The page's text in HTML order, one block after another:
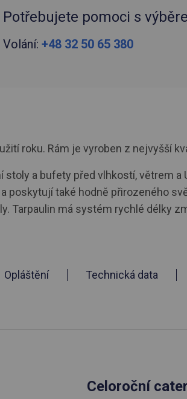
Potřebujete pomoci s
Volání: +48 32 50 65 380
roku. Rám je vyroben z nejvyšší
stoly a bufety před vlhkostí, větrem
poskytují také hodně přirozeného
Tarpaulin má systém rychlé délky
Opláštění Technická data
Celoroční